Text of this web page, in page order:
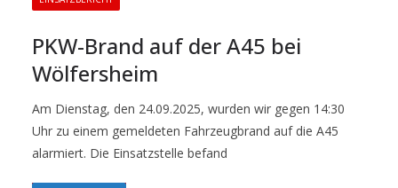
PKW-Brand auf der A45 bei
Wölfersheim
Am Dienstag, den 24.09.2025, wurden wir gegen 14:30
Uhr zu einem gemeldeten Fahrzeugbrand auf die A45
alarmiert. Die Einsatzstelle befand